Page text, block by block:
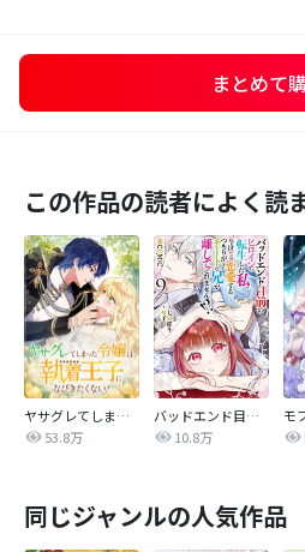
まとめて
この作品の読者によく読
ヤサグレてしまった令嬢は、執着王子になびきたくない！
53.8万
バッドエンド目前のヒロインに転生した私、今世では恋愛するつもりがチートな兄が離してくれません！？@COMIC
10.8万
同じジャンルの人気作品